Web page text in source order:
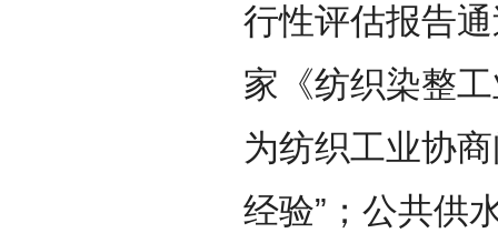
行性评估报告
家《纺织染整
为纺织工业协
经验”；公共供